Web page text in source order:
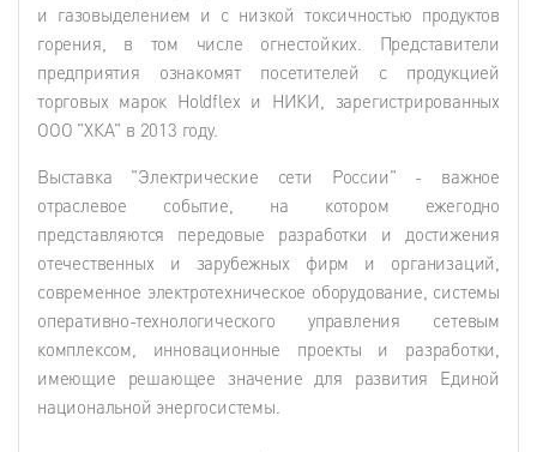
и газовыделением и с низкой токсичностью продуктов
горения, в том числе огнестойких. Представители
предприятия ознакомят посетителей с продукцией
торговых марок Holdflex и НИКИ, зарегистрированных
ООО "ХКА" в 2013 году.
Выставка "Электрические сети России" - важное
отраслевое событие, на котором ежегодно
представляются передовые разработки и достижения
отечественных и зарубежных фирм и организаций,
современное электротехническое оборудование, системы
оперативно-технологического управления сетевым
комплексом, инновационные проекты и разработки,
имеющие решающее значение для развития Единой
национальной энергосистемы.